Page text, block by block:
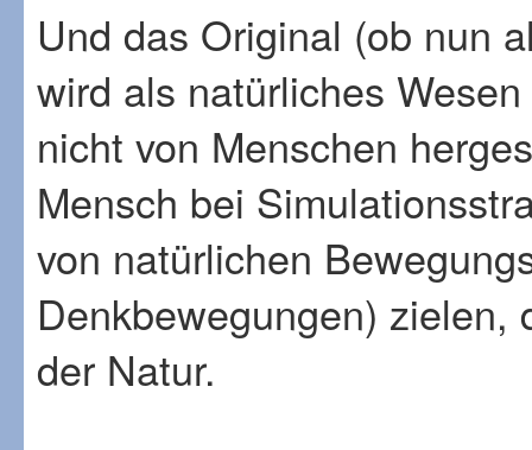
Und das Original (ob nun
wird als natürliches
nicht von Menschen
Mensch bei
von natürlichen
Denkbewegungen) zielen,
der Natur.